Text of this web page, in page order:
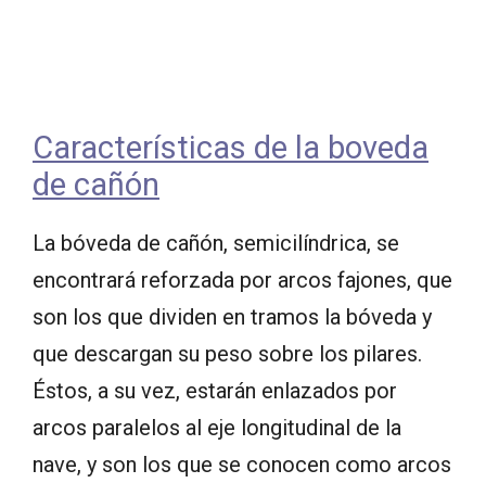
Características de la boveda
de cañón
La bóveda de cañón, semicilíndrica, se
encontrará reforzada por arcos fajones, que
son los que dividen en tramos la bóveda y
que descargan su peso sobre los pilares.
Éstos, a su vez, estarán enlazados por
arcos paralelos al eje longitudinal de la
nave, y son los que se conocen como arcos